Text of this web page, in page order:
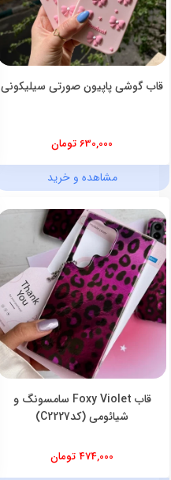
قاب گوشی پاپیون صورتی سیلیکونی
630,000 تومان
مشاهده و خرید
قاب Foxy Violet سامسونگ و
شیائومی (کدC2227)
474,000 تومان